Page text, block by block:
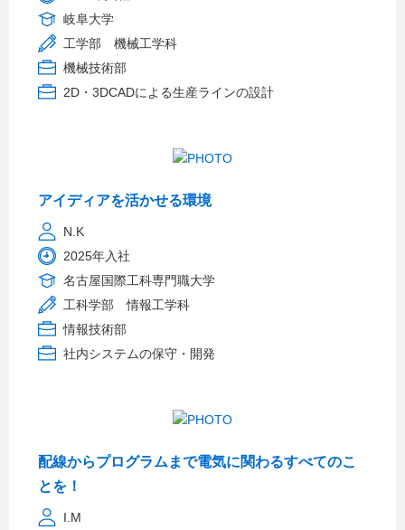
岐阜大学
工学部 機械工学科
機械技術部
2D・3DCADによる生産ラインの設計
アイディアを活かせる環境
N.K
2025年入社
名古屋国際工科専門職大学
工科学部 情報工学科
情報技術部
社内システムの保守・開発
配線からプログラムまで電気に関わるすべてのこ
とを！
I.M